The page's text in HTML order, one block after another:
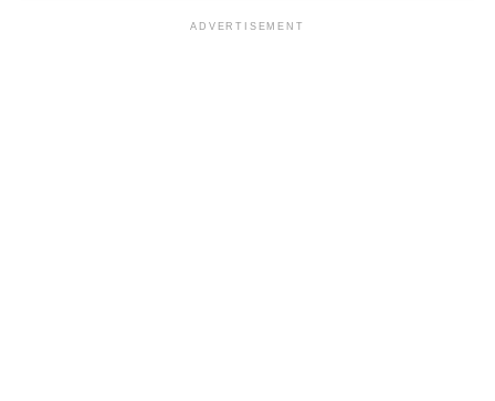
ADVERTISEMENT